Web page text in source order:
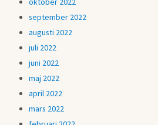
september 2022
augusti 2022
juli 2022
juni 2022
maj 2022
april 2022
mars 2022